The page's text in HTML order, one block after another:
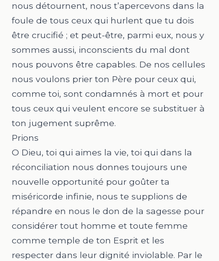
nous détournent, nous t’apercevons dans la
foule de tous ceux qui hurlent que tu dois
être crucifié ; et peut-être, parmi eux, nous y
sommes aussi, inconscients du mal dont
nous pouvons être capables. De nos cellules
nous voulons prier ton Père pour ceux qui,
comme toi, sont condamnés à mort et pour
tous ceux qui veulent encore se substituer à
ton jugement suprême.
Prions
O Dieu, toi qui aimes la vie, toi qui dans la
réconciliation nous donnes toujours une
nouvelle opportunité pour goûter ta
miséricorde infinie, nous te supplions de
répandre en nous le don de la sagesse pour
considérer tout homme et toute femme
comme temple de ton Esprit et les
respecter dans leur dignité inviolable. Par le